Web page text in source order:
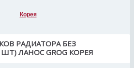
Корея
РАДИАТОРА БЕЗ
ЛАНОС GROG КОРЕЯ